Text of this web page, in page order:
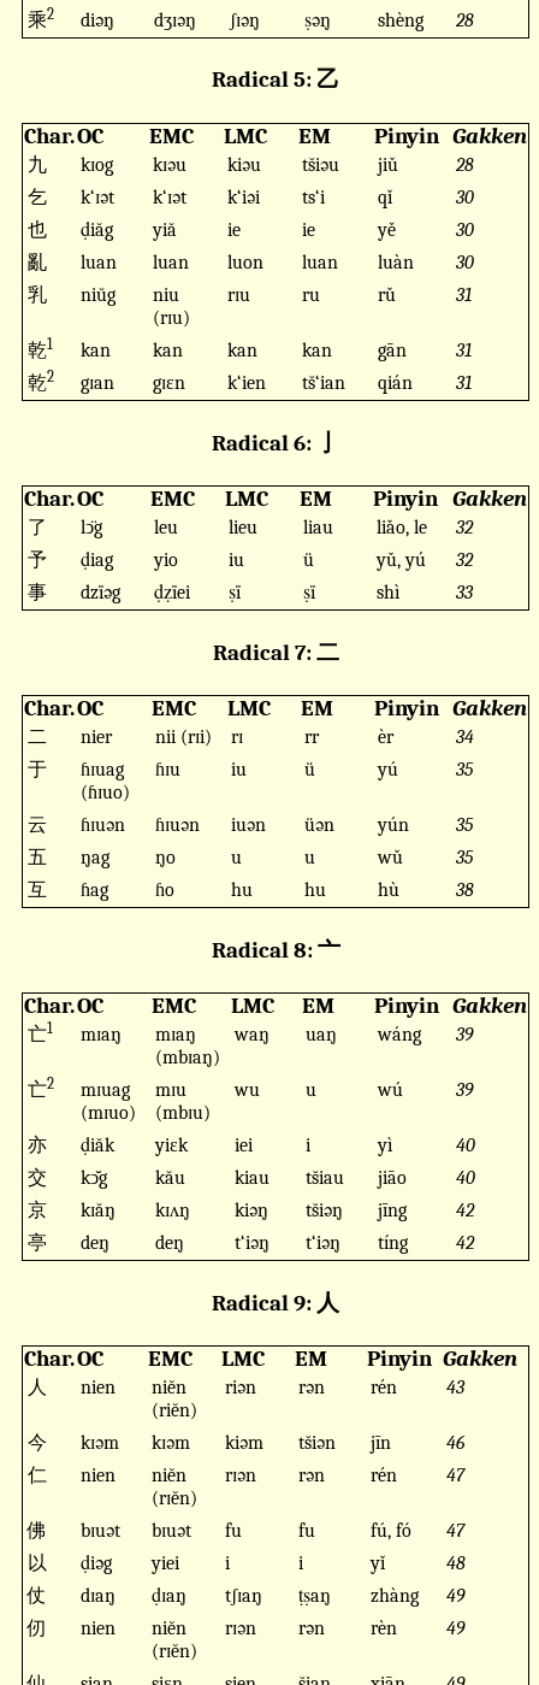
乘2 diəŋ dʒɪəŋ ʃɪəŋ ṣəŋ shèng 28
Radical 5: 乙
Char.OC EMC LMC EM Pinyin Gakken
九 kɪog kɪəu kiəu ts̆iəu jiǔ
28
乞
k‘ɪət k‘ɪət k‘iəi ts‘i qǐ
30
也
ḍiăg yiă ie ie yě
30
亂
luan luan luon luan luàn
30
乳
niŭg
niu
(rɪu)
rɪu ru rǔ 31
乾1 kan kan kan kan gān
31
乾2 gɪan gɪɛn k‘ien ts̆‘ian qián 31
Radical 6: 亅
Char.OC EMC LMC EM Pinyin Gakken
了 lↄ̈g leu lieu liau liǎo, le
32
予
ḍiag yio iu ü yǔ, yú
32
事
dzïəg ḍẓïei ṣï ṣï shì 33
Radical 7: 二
Char.OC EMC LMC EM Pinyin Gakken
二 nier nii (rɪi) rɪ rr èr
34
于
ɦɪuag
(ɦɪuo)
ɦɪu iu ü yú 35
云 ɦɪuən ɦɪuən iuən üən yún
35
五
ŋag ŋo u u wǔ
35
互
ɦag ɦo hu hu hù 38
Radical 8: 亠
Char.OC EMC LMC EM Pinyin Gakken
亡1 mɪaŋ
mɪaŋ
(mbɪaŋ)
waŋ uaŋ wáng 39
亡2
mɪuag
(mɪuo)
mɪu
(mbɪu)
wu u wú 39
亦 ḍiăk yiɛk iei i yì
40
交
kↄ̆g kău kiau ts̆iau jiāo
40
京
kɪăŋ kɪʌŋ kiəŋ ts̆iəŋ jīng
42
亭
deŋ deŋ t‘iəŋ t‘iəŋ tíng 42
Radical 9: 人
Char.OC EMC LMC EM Pinyin Gakken
人 nien
niĕn
(riĕn)
riən rən rén 43
今 kɪəm kɪəm kiəm ts̆iən jīn
46
仁
nien
niĕn
(rɪĕn)
rɪən rən rén 47
佛 bɪuət bɪuət fu fu fú, fó
47
以
ḍiəg yiei i i yǐ
48
仗
dɪaŋ ḍɪaŋ tʃɪaŋ ṭṣaŋ zhàng
49
仞
nien
niĕn
(rɪĕn)
rɪən rən rèn 49